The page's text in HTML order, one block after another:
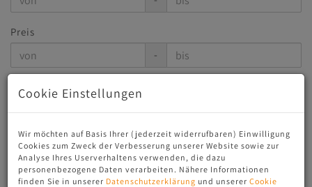
Preis
-
Wohnfläche (von/bis)
-
Filter zurücksetzen Suchen
Cookie Einstellungen
Wir möchten auf Basis Ihrer (jederzeit widerrufbaren) Einwilligung
Cookies zum Zweck der Verbesserung unserer Website sowie zur
Analyse Ihres Userverhaltens verwenden, die dazu
personenbezogene Daten verarbeiten. Nähere Informationen
finden Sie in unserer Datenschutzerklärung und unserer Cookie